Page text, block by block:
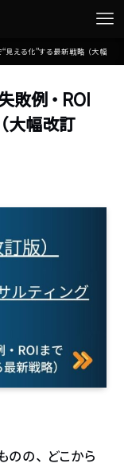
“見える化”する最新戦略（大幅改
敗例・ROI
大幅改訂
のの、どこから